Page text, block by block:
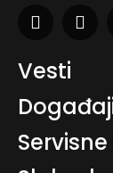
Vesti